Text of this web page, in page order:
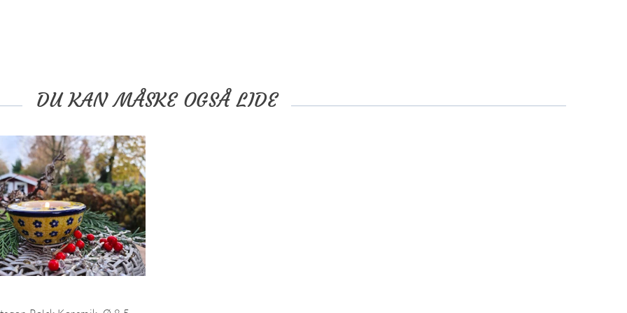
DU KAN MÅSKE OGSÅ LIDE